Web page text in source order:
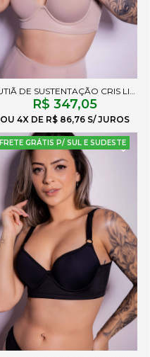
SUTIÃ DE SUSTENTAÇÃO CRIS LISO CHOCOLATE
R$ 347,05
4X R$ 86,76
FRETE GRÁTIS P/ SUL E SUDESTE